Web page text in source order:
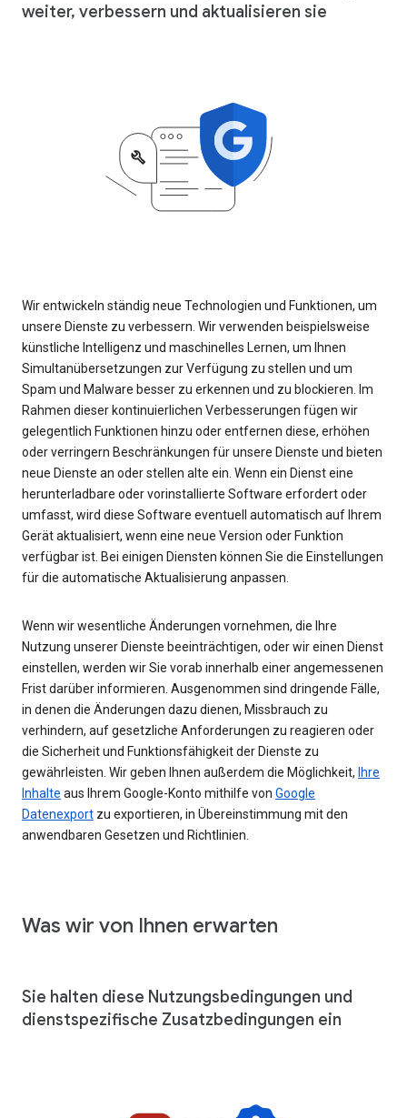
weiter, verbessern und aktualisieren sie
Wir entwickeln ständig neue Technologien und Funktionen, um
unsere Dienste zu verbessern. Wir verwenden beispielsweise
künstliche Intelligenz und maschinelles Lernen, um Ihnen
Simultanübersetzungen zur Verfügung zu stellen und um
Spam und Malware besser zu erkennen und zu blockieren. Im
Rahmen dieser kontinuierlichen Verbesserungen fügen wir
gelegentlich Funktionen hinzu oder entfernen diese, erhöhen
oder verringern Beschränkungen für unsere Dienste und bieten
neue Dienste an oder stellen alte ein. Wenn ein Dienst eine
herunterladbare oder vorinstallierte Software erfordert oder
umfasst, wird diese Software eventuell automatisch auf Ihrem
Gerät aktualisiert, wenn eine neue Version oder Funktion
verfügbar ist. Bei einigen Diensten können Sie die Einstellungen
für die automatische Aktualisierung anpassen.
Wenn wir wesentliche Änderungen vornehmen, die Ihre
Nutzung unserer Dienste beeinträchtigen, oder wir einen Dienst
einstellen, werden wir Sie vorab innerhalb einer angemessenen
Frist darüber informieren. Ausgenommen sind dringende Fälle,
in denen die Änderungen dazu dienen, Missbrauch zu
verhindern, auf gesetzliche Anforderungen zu reagieren oder
die Sicherheit und Funktionsfähigkeit der Dienste zu
gewährleisten. Wir geben Ihnen außerdem die Möglichkeit, Ihre
Inhalte aus Ihrem Google-Konto mithilfe von Google
Datenexport zu exportieren, in Übereinstimmung mit den
anwendbaren Gesetzen und Richtlinien.
Was wir von Ihnen erwarten
Sie halten diese Nutzungsbedingungen und
dienstspezifische Zusatzbedingungen ein